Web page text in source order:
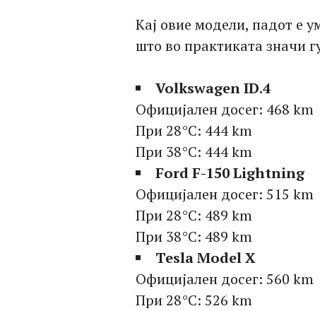
Кај овие модели, падот е
што во практиката значи
Volkswagen ID.4
Официјален досег: 468 km
При 28°C: 444 km
При 38°C: 444 km
Ford F-150 Lightning
Официјален досег: 515 km
При 28°C: 489 km
При 38°C: 489 km
Tesla Model X
Официјален досег: 560 km
При 28°C: 526 km